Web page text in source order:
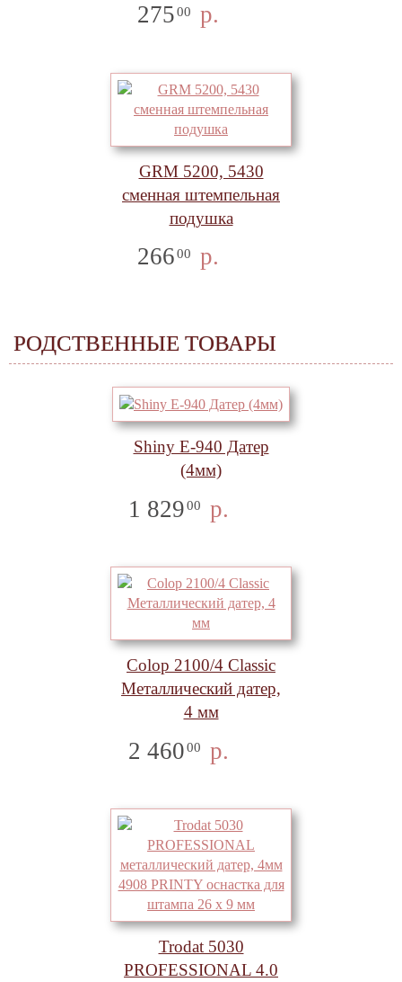
27500 р.
GRM 5200, 5430
сменная штемпельная
подушка
26600 р.
РОДСТВЕННЫЕ ТОВАРЫ
Shiny E-940 Датер
(4мм)
1 82900 р.
Colop 2100/4 Classic
Металлический датер,
4 мм
2 46000 р.
Trodat 5030
PROFESSIONAL 4.0